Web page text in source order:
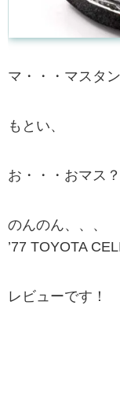
マ・・・マスタ
もとい、
お・・・おマス
のんのん、、、
’77 TOYOTA
レビューです！